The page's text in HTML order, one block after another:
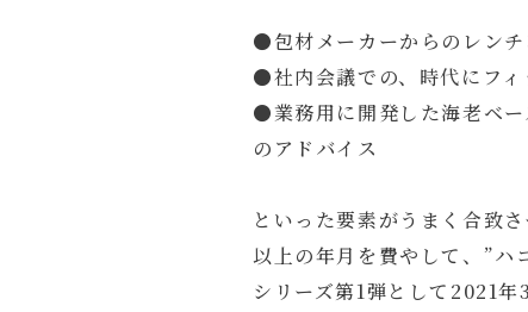
●包材メーカーからのレン
●社内会議での、時代にフ
●業務用に開発した海老ベ
のアドバイス
といった要素がうまく合致
以上の年月を費やして、”ハ
シリーズ第1弾として2021